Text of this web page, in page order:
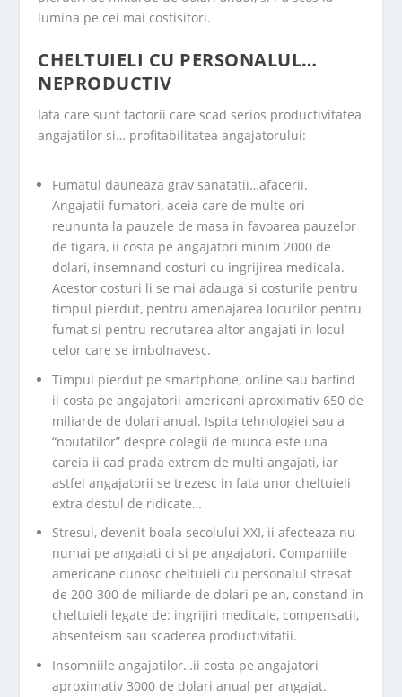
lumina pe cei mai costisitori.
CHELTUIELI CU PERSONALUL…
NEPRODUCTIV
Iata care sunt factorii care scad serios productivitatea
angajatilor si… profitabilitatea angajatorului:
Fumatul dauneaza grav sanatatii…afacerii.
Angajatii fumatori, aceia care de multe ori
reununta la pauzele de masa in favoarea pauzelor
de tigara, ii costa pe angajatori minim 2000 de
dolari, insemnand costuri cu ingrijirea medicala.
Acestor costuri li se mai adauga si costurile pentru
timpul pierdut, pentru amenajarea locurilor pentru
fumat si pentru recrutarea altor angajati in locul
celor care se imbolnavesc.
Timpul pierdut pe smartphone, online sau barfind
ii costa pe angajatorii americani aproximativ 650 de
miliarde de dolari anual. Ispita tehnologiei sau a
“noutatilor” despre colegii de munca este una
careia ii cad prada extrem de multi angajati, iar
astfel angajatorii se trezesc in fata unor cheltuieli
extra destul de ridicate…
Stresul, devenit boala secolului XXI, ii afecteaza nu
numai pe angajati ci si pe angajatori. Companiile
americane cunosc cheltuieli cu personalul stresat
de 200-300 de miliarde de dolari pe an, constand in
cheltuieli legate de: ingrijiri medicale, compensatii,
absenteism sau scaderea productivitatii.
Insomniile angajatilor…ii costa pe angajatori
aproximativ 3000 de dolari anual per angajat.